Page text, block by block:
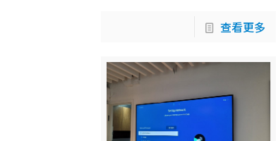
查看更多